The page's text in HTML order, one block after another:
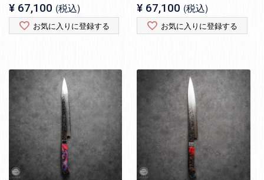
¥ 67,100 税込
お気に入りに登録する
¥ 67,100 税込
お気に入りに登録する